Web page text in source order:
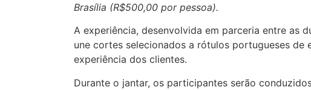
Brasília (R$500,00 por pessoa).
A experiência, desenvolvida em parceria entre as
une cortes selecionados a rótulos portugueses
experiência dos clientes.
Durante o jantar, os participantes serão